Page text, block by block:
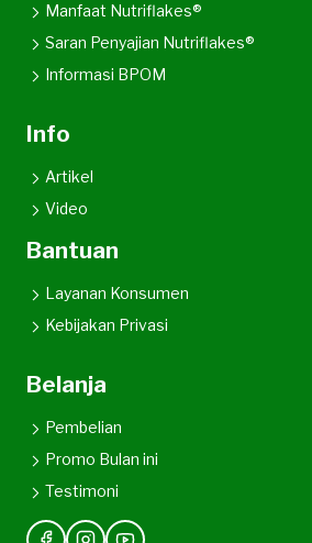
Manfaat Nutriflakes®
Saran Penyajian Nutriflakes®
Informasi BPOM
Info
Artikel
Video
Bantuan
Layanan Konsumen
Kebijakan Privasi
Belanja
Pembelian
Promo Bulan ini
Testimoni